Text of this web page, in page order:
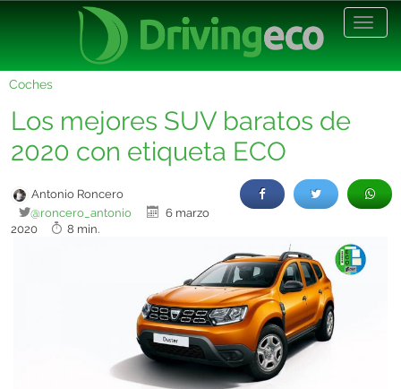
Coches
Los mejores SUV baratos de
2020 con etiqueta ECO
Antonio Roncero
@roncero_antonio
6 marzo
2020
8 min.